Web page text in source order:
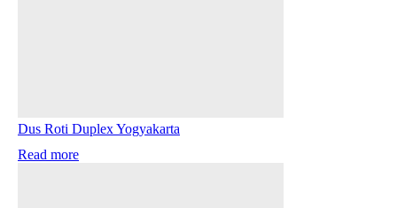
Dus Roti Duplex Yogyakarta
Read more